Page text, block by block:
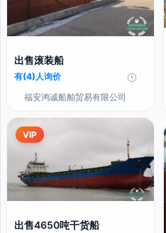
出售滚装船
有(4)人询价
福安鸿诚船舶贸易有限公司
VIP
出售4650吨干货船